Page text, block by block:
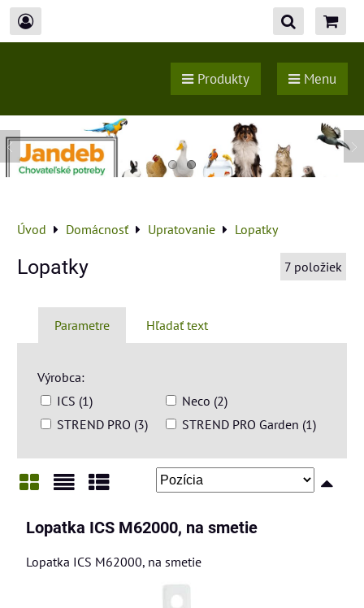
Produkty Menu
Úvod Domácnosť Upratovanie Lopatky
Lopatky 7 položiek
Parametre Hľadať text
Výrobca:
ICS (1)
Neco (2)
STREND PRO (3)
STREND PRO Garden (1)
Lopatka ICS M62000, na smetie
Lopatka ICS M62000, na smetie